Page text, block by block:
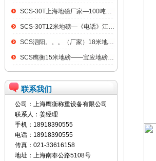
SCS-30T上海地磅厂家—100吨汽车衡
SCS-30T12米地磅—《电话》江阴100吨地磅
SCS泗阳。。。（厂家）18米地磅（低价）
SCS鹰衡15米地磅——宝应地磅销售点
联系我们
公司：上海鹰衡称重设备有限公司
联系人：姜经理
手机：18918390555
电话：18918390555
传真：021-33616158
地址：上海南奉公路5108号